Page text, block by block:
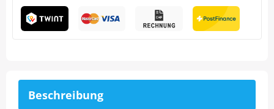
Beschreibung